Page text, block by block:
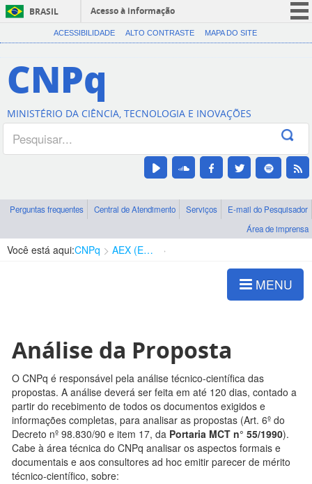
BRASIL
Acesso à informação
CORONAVÍRUS (COVID-19)
Canais
ACESSIBILIDADE ALTO CONTRASTE MAPA DO SITE
CNPq
MINISTÉRIO DA CIÊNCIA, TECNOLOGIA E INOVAÇÕES
Perguntas frequentes Central de Atendimento Serviços
E-mail do Pesquisador
Área de imprensa
Você está aqui:CNPq AEX (Expedição Científica)
MENU
Análise da Proposta
O CNPq é responsável pela análise técnico-científica das
propostas. A análise deverá ser feita em até 120 dias, contado a
partir do recebimento de todos os documentos exigidos e
informações completas, para analisar as propostas (Art. 6º do
Decreto nº 98.830/90 e item 17, da Portaria MCT n° 55/1990).
Cabe à área técnica do CNPq analisar os aspectos formais e
documentais e aos consultores ad hoc emitir parecer de mérito
técnico-científico, sobre: